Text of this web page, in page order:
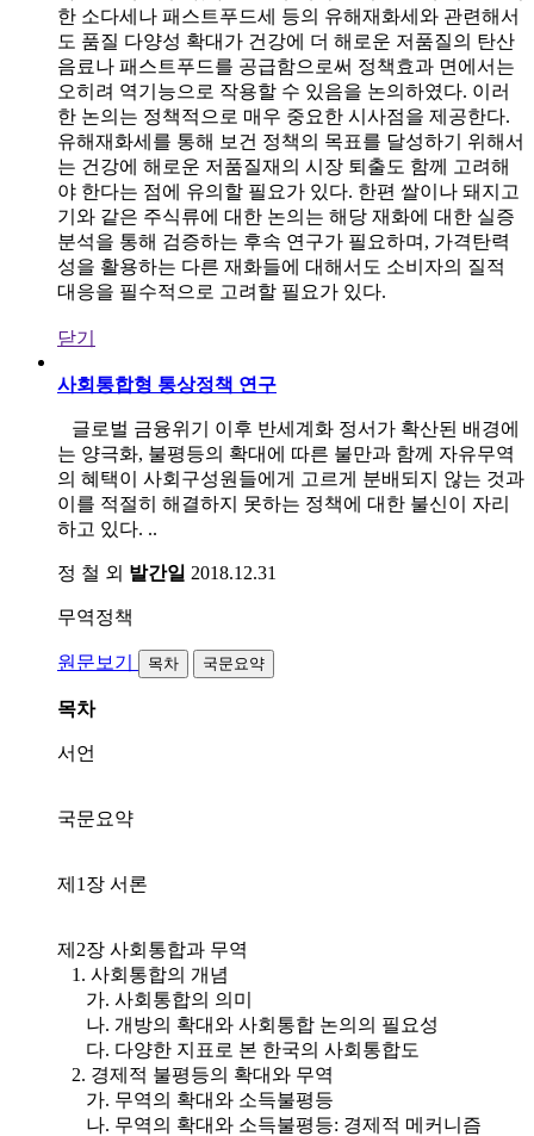
한 소다세나 패스트푸드세 등의 유해재화세와 관련해서
도 품질 다양성 확대가 건강에 더 해로운 저품질의 탄산
음료나 패스트푸드를 공급함으로써 정책효과 면에서는
오히려 역기능으로 작용할 수 있음을 논의하였다. 이러
한 논의는 정책적으로 매우 중요한 시사점을 제공한다.
유해재화세를 통해 보건 정책의 목표를 달성하기 위해서
는 건강에 해로운 저품질재의 시장 퇴출도 함께 고려해
야 한다는 점에 유의할 필요가 있다. 한편 쌀이나 돼지고
기와 같은 주식류에 대한 논의는 해당 재화에 대한 실증
분석을 통해 검증하는 후속 연구가 필요하며, 가격탄력
성을 활용하는 다른 재화들에 대해서도 소비자의 질적
대응을 필수적으로 고려할 필요가 있다.
닫기
사회통합형 통상정책 연구
글로벌 금융위기 이후 반세계화 정서가 확산된 배경에
는 양극화, 불평등의 확대에 따른 불만과 함께 자유무역
의 혜택이 사회구성원들에게 고르게 분배되지 않는 것과
이를 적절히 해결하지 못하는 정책에 대한 불신이 자리
하고 있다. ..
정 철 외 발간일 2018.12.31
무역정책
원문보기 목차 국문요약
목차
서언
국문요약
제1장 서론
제2장 사회통합과 무역
1. 사회통합의 개념
가. 사회통합의 의미
나. 개방의 확대와 사회통합 논의의 필요성
다. 다양한 지표로 본 한국의 사회통합도
2. 경제적 불평등의 확대와 무역
가. 무역의 확대와 소득불평등
나. 무역의 확대와 소득불평등: 경제적 메커니즘